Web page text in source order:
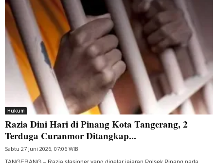
Hukum
Razia Dini Hari di Pinang Kota Tangerang, 2
Terduga Curanmor Ditangkap...
Sabtu 27 Juni 2026, 07:06 WIB